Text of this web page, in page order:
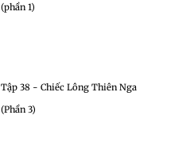
(phần 1)
Tập 38 - Chiếc Lông Thiên Nga
(Phần 3)